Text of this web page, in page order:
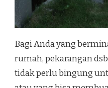
Bagi Anda yang
rumah, pekarangan
tidak perlu bingung